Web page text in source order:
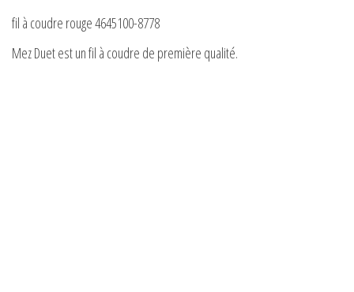
fil à coudre rouge 4645100-8778
Mez Duet est un fil à coudre de première qualité.